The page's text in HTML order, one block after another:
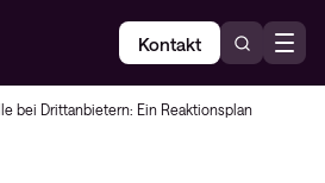
Kontakt
bei Drittanbietern: Ein Reaktionsplan